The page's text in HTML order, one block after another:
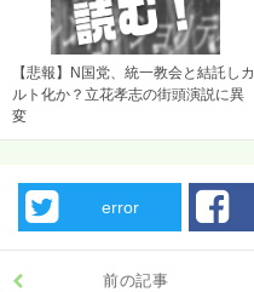
【悲報】N国党、統一教会と結託しカ
ルト化か？立花孝志の街頭演説に異
変
error
前の記事